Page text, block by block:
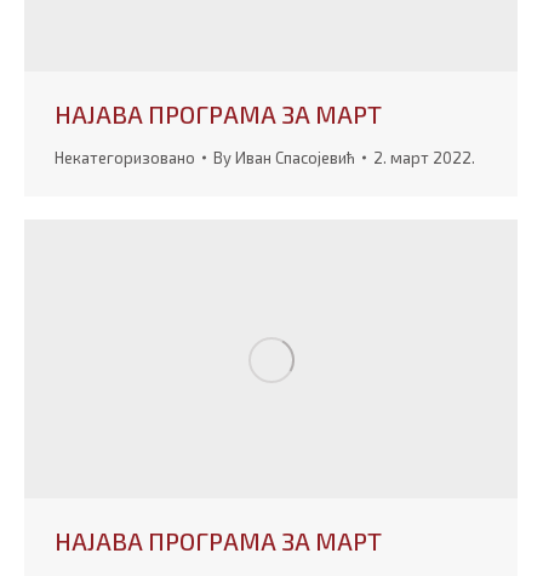
НАЈАВА ПРОГРАМА ЗА МАРТ
Некатегоризовано ByИван Спасојевић 2. март 2022.
НАЈАВА ПРОГРАМА ЗА МАРТ